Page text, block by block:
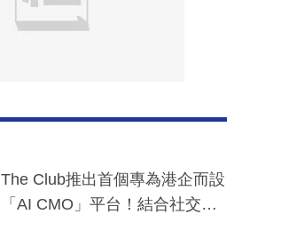
The Club推出首個專為港企而設
「AI CMO」平台！結合社交聆